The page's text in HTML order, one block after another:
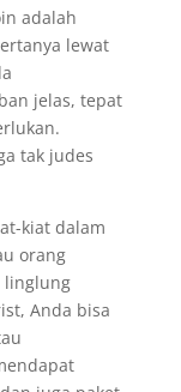
adalah
lewat
jelas, tepat
tak judes
kiat dalam
orang
linglung
Anda bisa